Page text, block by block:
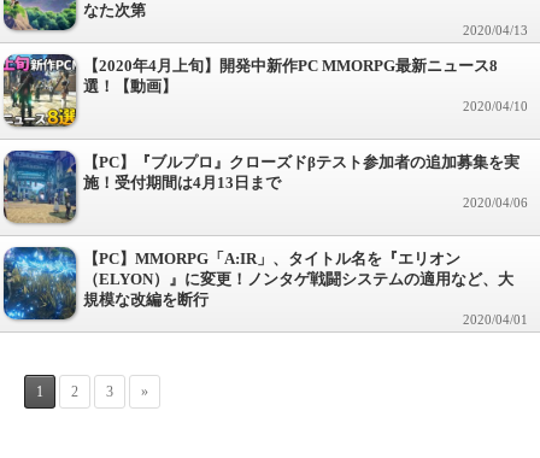
なた次第
2020/04/13
【2020年4月上旬】開発中新作PC MMORPG最新ニュース8
選！【動画】
2020/04/10
【PC】『ブルプロ』クローズドβテスト参加者の追加募集を実
施！受付期間は4月13日まで
2020/04/06
【PC】MMORPG「A:IR」、タイトル名を『エリオン
（ELYON）』に変更！ノンタゲ戦闘システムの適用など、大
規模な改編を断行
2020/04/01
1 2 3 »